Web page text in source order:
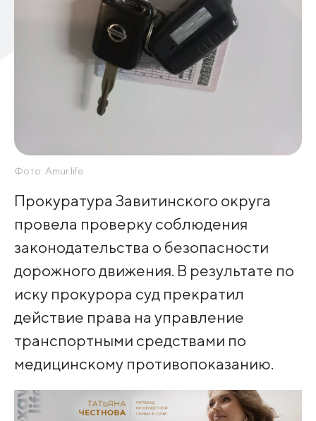
Фото: Amur.life
Прокуратура Завитинского округа
провела проверку соблюдения
законодательства о безопасности
дорожного движения. В результате по
иску прокурора суд прекратил
действие права на управление
транспортными средствами по
медицинскому противопоказанию.